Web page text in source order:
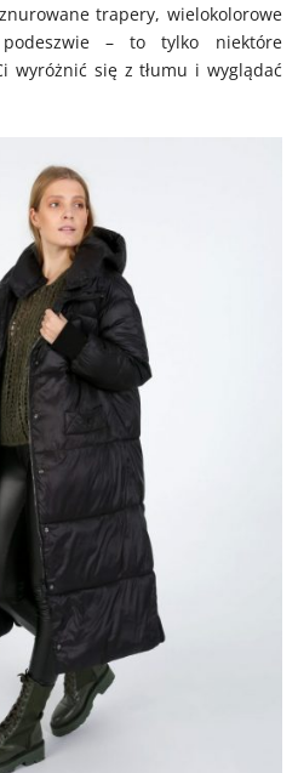
trapery, wielokolorowe
– to tylko niektóre
wyróżnić się z tłumu i wyglądać